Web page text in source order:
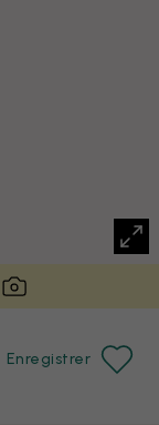
Enregistrer